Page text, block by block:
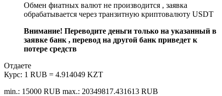
Обмен фиатных валют не производится , заявка
обрабатывается через транзитную криптовалюту USDT
Внимание! Переводите деньги только на указанный в
заявке банк , перевод на другой банк приведет к
потере средств
Отдаете
Курс: 1 RUB = 4.914049 KZT
min.: 15000 RUB max.: 20349817.431613 RUB